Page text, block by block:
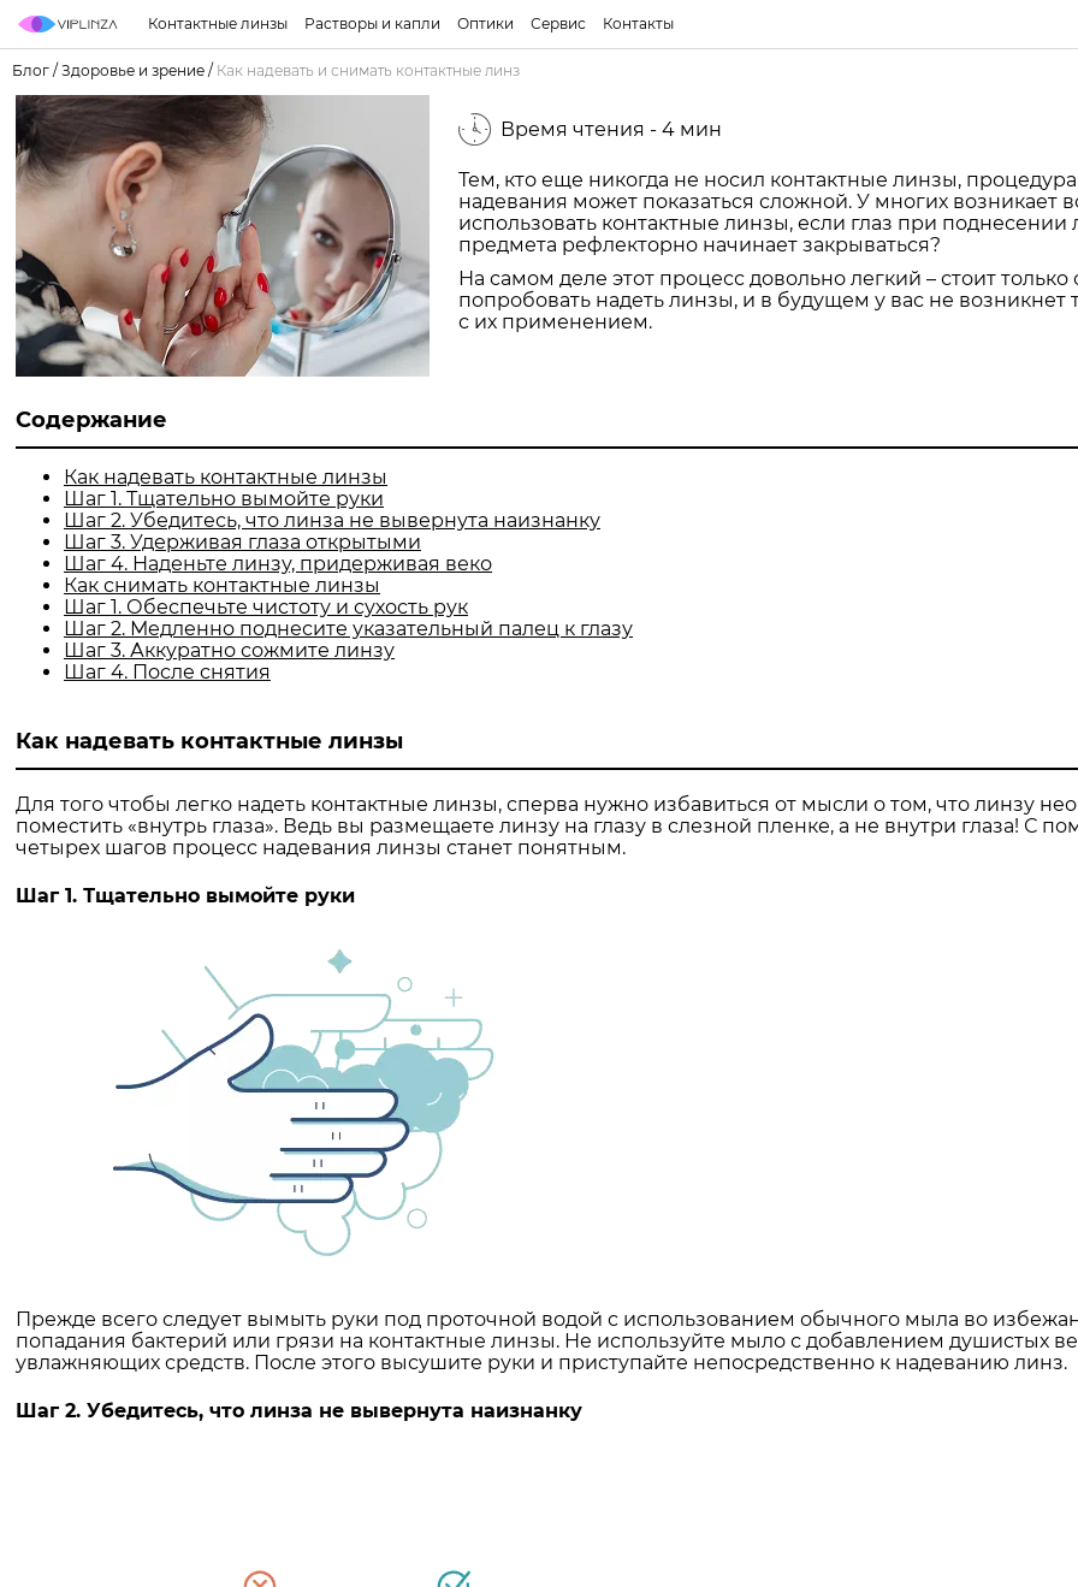
Контактные линзы Растворы и капли Оптики Сервис Контакты
Блог / Здоровье и зрение / Как надевать и снимать контактные линз
Время чтения - 4 мин
Тем, кто еще никогда не носил контактные линзы,
надевания может показаться сложной. У многих возникает
использовать контактные линзы, если глаз при поднесении
предмета рефлекторно начинает закрываться?
На самом деле этот процесс довольно легкий – стоит только
попробовать надеть линзы, и в будущем у вас не возникнет
с их применением.
Содержание
Как надевать контактные линзы
Шаг 1. Тщательно вымойте руки
Шаг 2. Убедитесь, что линза не вывернута наизнанку
Шаг 3. Удерживая глаза открытыми
Шаг 4. Наденьте линзу, придерживая веко
Как снимать контактные линзы
Шаг 1. Обеспечьте чистоту и сухость рук
Шаг 2. Медленно поднесите указательный палец к глазу
Шаг 3. Аккуратно сожмите линзу
Шаг 4. После снятия
Как надевать контактные линзы
Для того чтобы легко надеть контактные линзы, сперва нужно избавиться от мысли о том, что линзу
поместить «внутрь глаза». Ведь вы размещаете линзу на глазу в слезной пленке, а не внутри глаза! С
четырех шагов процесс надевания линзы станет понятным.
Шаг 1. Тщательно вымойте руки
Прежде всего следует вымыть руки под проточной водой с использованием обычного мыла во
попадания бактерий или грязи на контактные линзы. Не используйте мыло с добавлением душистых
увлажняющих средств. После этого высушите руки и приступайте непосредственно к надеванию линз.
Шаг 2. Убедитесь, что линза не вывернута наизнанку